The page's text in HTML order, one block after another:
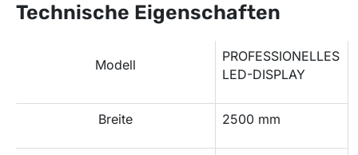
Technische Eigenschaften
Modell
PROFESSIONELLES
LED-DISPLAY
Breite 2500 mm